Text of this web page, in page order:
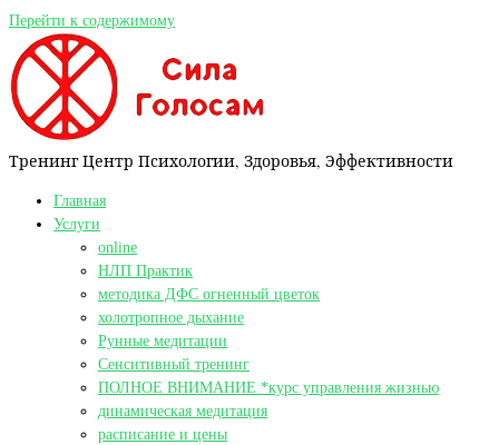
Перейти к содержимому
Тренинг Центр Психологии, Здоровья, Эффективности
Главная
Услуги
online
НЛП Практик
методика ДФС огненный цветок
холотропное дыхание
Рунные медитации
Сенситивный тренинг
ПОЛНОЕ ВНИМАНИЕ *курс управления жизнью
динамическая медитация
расписание и цены